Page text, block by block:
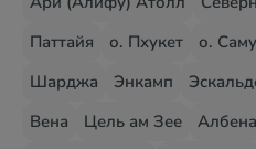
Паттайя
о. Пхукет о.
Шарджа
Энкамп
Вена
Цель ам Зее Албена